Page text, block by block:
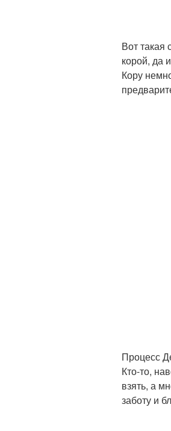
Вот такая
корой, да
Кору
Процесс
Кто-то,
взять, а
заботу и